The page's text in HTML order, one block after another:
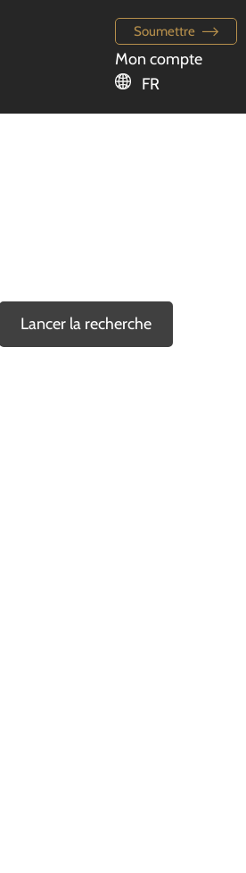
Soumettre
Mon compte
FR
Lancer la recherche